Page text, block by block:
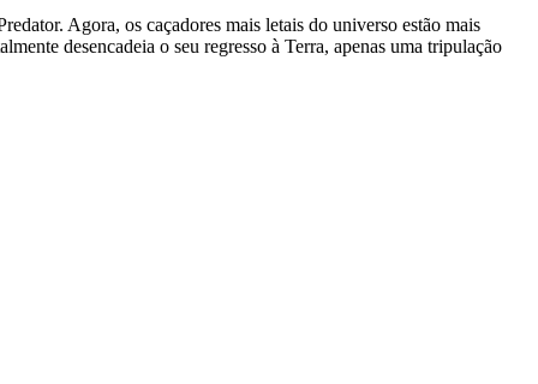
Agora, os caçadores mais letais do universo estão mais
desencadeia o seu regresso à Terra, apenas uma tripulação